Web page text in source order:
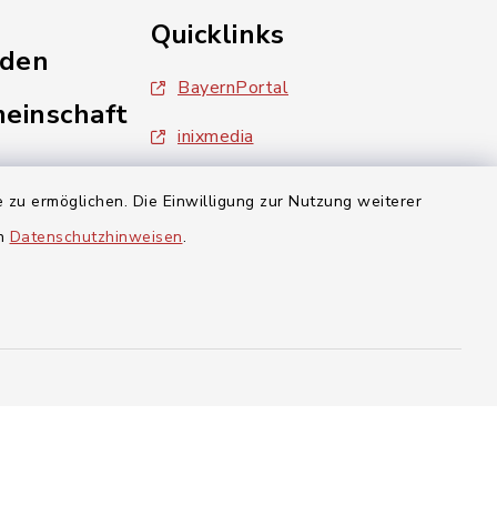
ermöglichen. Die Einwilligung zur Nutzung weiterer
Datenschutzhinweisen.
Quicklinks
BayernPortal
inixmedia